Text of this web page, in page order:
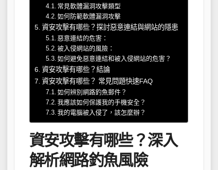
常見軟體漏洞攻擊類型
如何防範軟體漏洞攻擊
資安攻擊有哪些？探討惡意連結與網站的隱患
惡意連結的危害：
被入侵網站的風險：
如何避免惡意連結和被入侵網站的危害？
資安攻擊有哪些？結論
資安攻擊有哪些？ 常見問題快速FAQ
如何辨別網路釣魚郵件？
我應該如何保護我的手機安全？
我的電腦被入侵了，該怎麼辦？
資安攻擊有哪些？深入
解析網路釣魚風險